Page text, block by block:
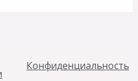
Конфиденциальность